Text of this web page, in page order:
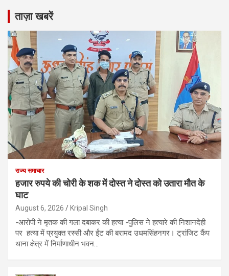
ताज़ा खबरें
राज्य समाचार
हजार रुपये की चोरी के शक में दोस्त ने दोस्त को उतारा मौत के
घाट
August 6, 2026 Kripal Singh
-आरोपी ने मृतक की गला दबाकर की हत्या -पुलिस ने हत्यारे की निशानदेही
पर हत्या में प्रयुक्त रस्सी और ईंट की बरामद उधमसिंहनगर। ट्रांजिट कैंप
थाना क्षेत्र में निर्माणाधीन भवन…